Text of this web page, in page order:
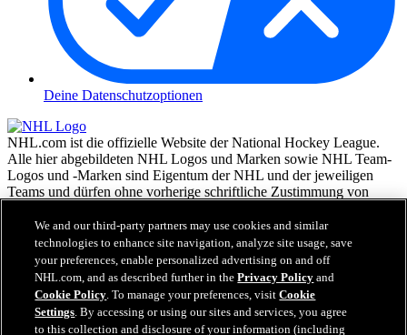
Deine Datenschutzoptionen
NHL.com ist die offizielle Website der National Hockey League.
Alle hier abgebildeten NHL Logos und Marken sowie NHL Team-
Logos und -Marken sind Eigentum der NHL und der jeweiligen
Teams und dürfen ohne vorherige schriftliche Zustimmung von
Alle Rechte vorbehalten. Alle NHL Team-Trikots, die mit den
Namen und Nummern der NHL Spieler versehen sind, sind offiziell
von der NHL und der NHLPA lizenziert. Die Wortmarke Zamboni
und die Konfiguration der Zamboni Eismaschine sind eingetragene
Warenzeichen von Frank J. Zamboni & Co., Inc.© Frank J.
Zamboni & Co., Inc. 2026. Alle Rechte vorbehalten. Alle andere
Warenzeichen oder Copyrights Dritter sind Eigentum der jeweiligen
We and our third-party partners may use cookies and similar
technologies to enhance site navigation, analyze site usage, save
your preferences, enable personalized advertising on and off
NHL.com, and as described further in thePrivacy Policy and
Cookie Policy. To manage your preferences, visitCookie
Settings. By accessing or using our sites and services, you agree
to this collection and disclosure of your information (including